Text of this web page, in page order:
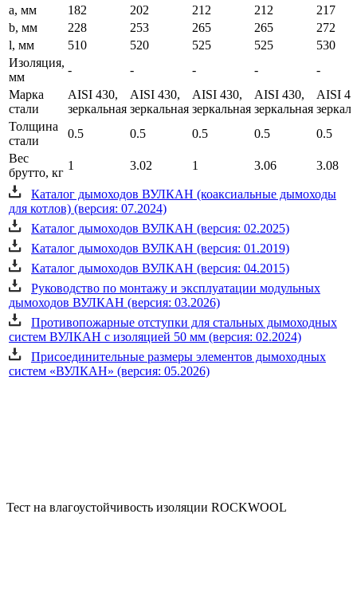
a, мм
182 202 212 212
217
b, мм
228 253 265 265
272
l, мм
510 520 525 525
530
Изоляция,
мм
- - - -
-
Марка
стали
AISI 430,
зеркальная
AISI 430,
зеркальная
AISI 430,
зеркальная
AISI 430,
зеркальная
AISI
Толщина
стали
0.5 0.5 0.5 0.5
0.5
Вес
брутто, кг
1 3.02 1 3.06 3.08
Каталог дымоходов ВУЛКАН (коаксиальные дымоходы
для котлов) (версия: 07.2024)
Каталог дымоходов ВУЛКАН (версия: 02.2025)
Каталог дымоходов ВУЛКАН (версия: 01.2019)
Каталог дымоходов ВУЛКАН (версия: 04.2015)
Руководство по монтажу и эксплуатации модульных
дымоходов ВУЛКАН (версия: 03.2026)
Противопожарные отступки для стальных дымоходных
систем ВУЛКАН с изоляцией 50 мм (версия: 02.2024)
Присоединительные размеры элементов дымоходных
систем «ВУЛКАН» (версия: 05.2026)
Тест на влагоустойчивость изоляции ROCKWOOL